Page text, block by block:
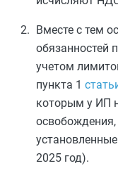
Вместе с тем
обязанностей
учетом
пункта 1
которым у ИП
2025 год).